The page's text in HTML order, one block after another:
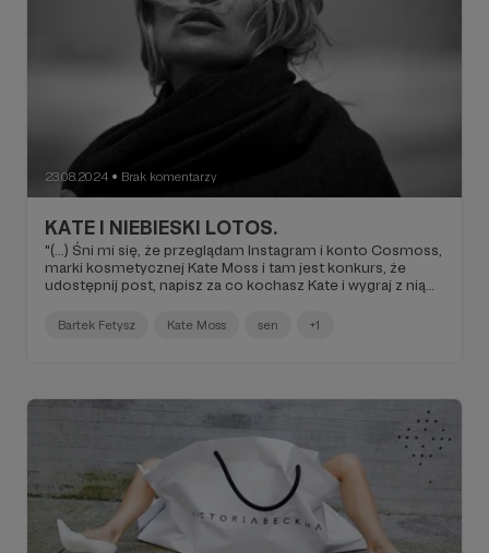
23.08.2024 ● Brak komentarzy
KATE I NIEBIESKI LOTOS.
"(...) Śni mi się, że przeglądam Instagram i konto Cosmoss,
marki kosmetycznej Kate Moss i tam jest konkurs, że
udostępnij post, napisz za co kochasz Kate i wygraj z nią
przyjaciółkę Banan i dostałem wiadomość, że wygrałem i
że na drugi dzień mam jechać na stację King's Cross, bo
Bartek Fetysz Kate Moss sen +1